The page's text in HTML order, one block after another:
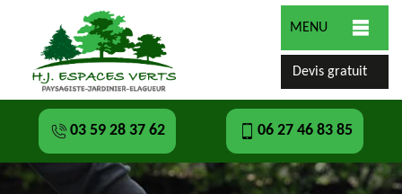
MENU
Devis gratuit
03 59 28 37 62 06 27 46 83 85